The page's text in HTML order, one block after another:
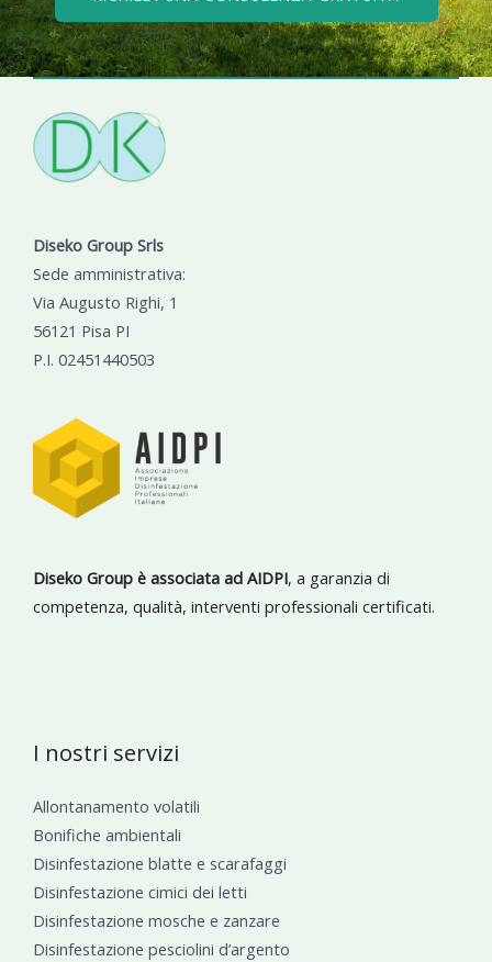
Diseko Group Srls
Sede amministrativa:
Via Augusto Righi, 1
56121 Pisa PI
P.I. 02451440503
Diseko Group è associata ad AIDPI, a garanzia di
competenza, qualità, interventi professionali certificati.
I nostri servizi
Allontanamento volatili
Bonifiche ambientali
Disinfestazione blatte e scarafaggi
Disinfestazione cimici dei letti
Disinfestazione mosche e zanzare
Disinfestazione pesciolini d’argento